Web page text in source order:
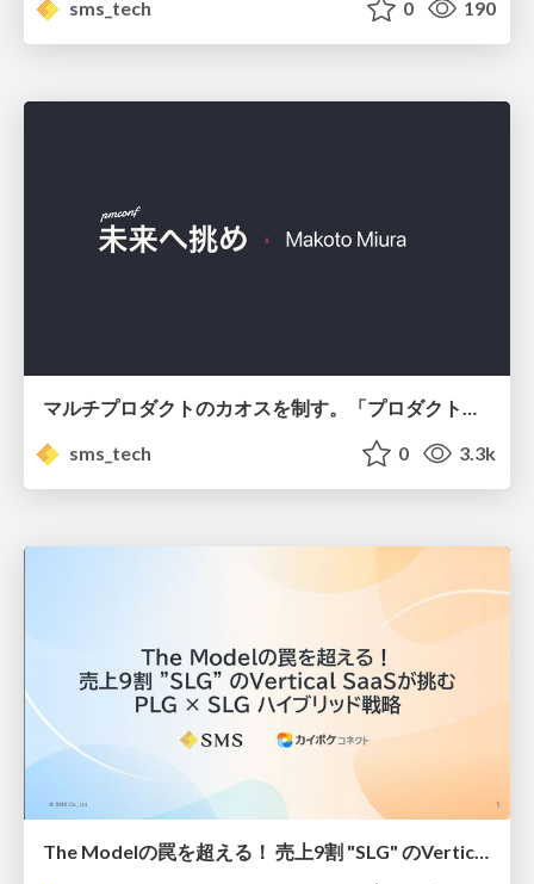
sms_tech 0 190
sms_tech
0 3.3k
The Modelの罠を超える！ 売上9割 "SLG" のVertical SaaSが挑む PLG × SLG ハイブリッド戦略 #pmconf2025/Defying "The Model": How a Vertical SaaS Integrates PLG into a 90% SLG Motion